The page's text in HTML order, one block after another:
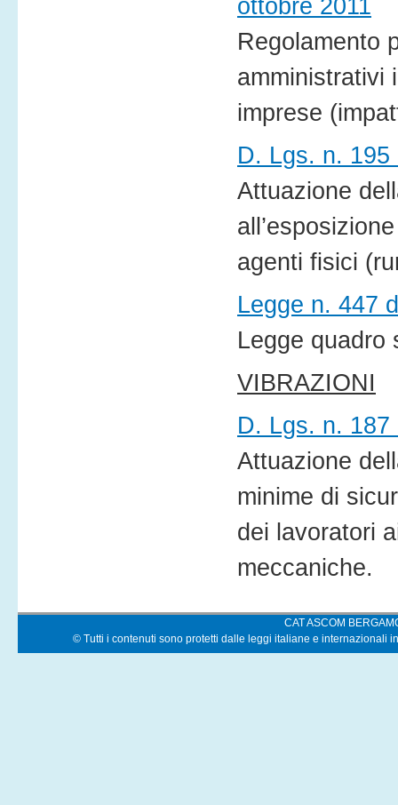
ottobre 2011
Regolamento
amministrativi
imprese
D. Lgs. n.
Attuazione
agenti fisici
Legge n. 447
Legge quadro
VIBRAZIONI
D. Lgs. n.
Attuazione
minime di
dei lavoratori
meccaniche.
CAT ASCOM
© Tutti i contenuti sono protetti dalle leggi italiane e internazionali